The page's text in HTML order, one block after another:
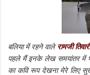
बलिया में रहने वालेरामजी
पहले मैं इनके लेख समयांतर में
का कवि रूप देखना मेरे लिए